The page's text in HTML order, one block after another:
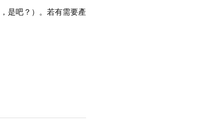
是吧？）。若有需要產